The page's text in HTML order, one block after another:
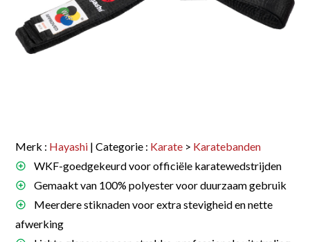
Merk : Hayashi | Categorie : Karate > Karatebanden
WKF-goedgekeurd voor officiële karatewedstrijden
Gemaakt van 100% polyester voor duurzaam gebruik
Meerdere stiknaden voor extra stevigheid en nette
afwerking